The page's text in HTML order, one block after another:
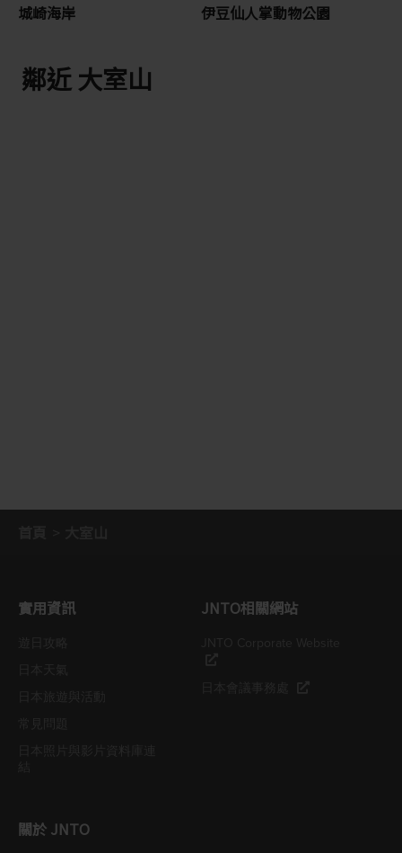
城崎海岸 伊豆仙人掌動物公園
鄰近 大室山
實用資訊 JNTO相關網站
關於 JNTO